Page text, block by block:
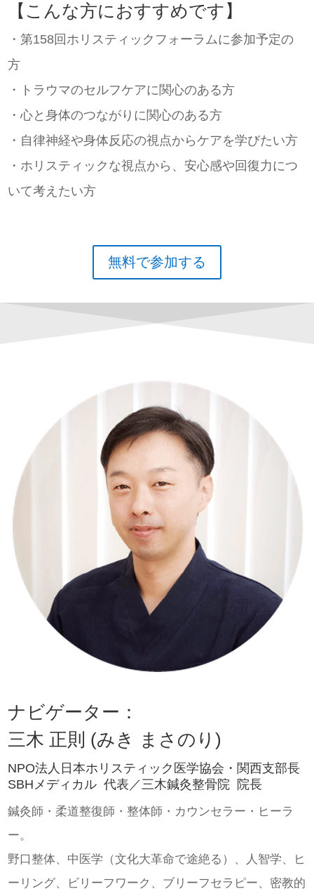
【こんな方におすすめです】
・第158回ホリスティックフォーラムに参加予定の
方
・トラウマのセルフケアに関心のある方
・心と身体のつながりに関心のある方
・自律神経や身体反応の視点からケアを学びたい方
・ホリスティックな視点から、安心感や回復力につ
いて考えたい方
無料で参加する
ナビゲーター：
三木 正則 (みき まさのり)
NPO法人日本ホリスティック医学協会・関西支部長
SBHメディカル 代表／三木鍼灸整骨院 院長
鍼灸師・柔道整復師・整体師・カウンセラー・ヒーラ
ー。
野口整体、中医学（文化大革命で途絶る）、人智学、ヒ
ーリング、ビリーフワーク、ブリーフセラピー、密教的